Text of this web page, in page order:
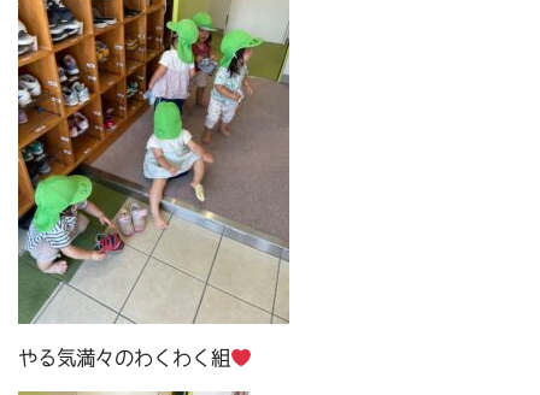
やる気満々のわくわく組